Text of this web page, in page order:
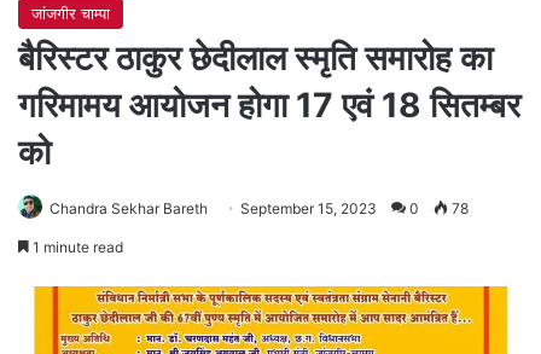
जांजगीर चाम्पा
बैरिस्टर ठाकुर छेदीलाल स्मृति समारोह का
गरिमामय आयोजन होगा 17 एवं 18 सितम्बर
को
Chandra Sekhar Bareth September 15, 2023 0 78
1 minute read